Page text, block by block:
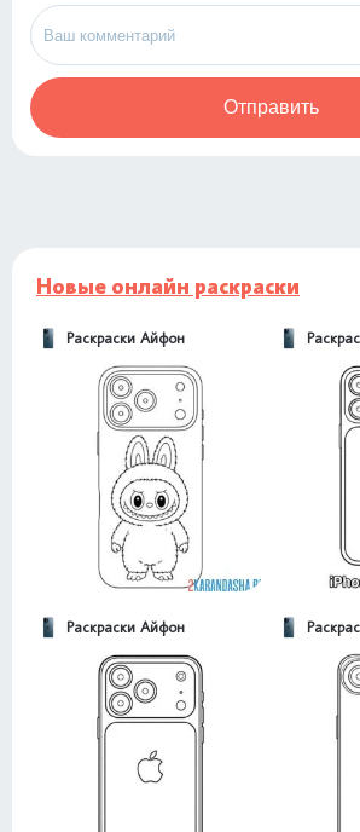
Отправить
Новые онлайн раскраски
Раскраски Айфон
Раскраски Айфон